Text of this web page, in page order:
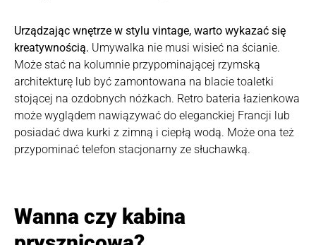
Urządzając wnętrze w stylu vintage, warto wykazać się
kreatywnością. Umywalka nie musi wisieć na ścianie.
Może stać na kolumnie przypominającej rzymską
architekturę lub być zamontowana na blacie toaletki
stojącej na ozdobnych nóżkach. Retro bateria łazienkowa
może wyglądem nawiązywać do eleganckiej Francji lub
posiadać dwa kurki z zimną i ciepłą wodą. Może ona też
przypominać telefon stacjonarny ze słuchawką.
Wanna czy kabina